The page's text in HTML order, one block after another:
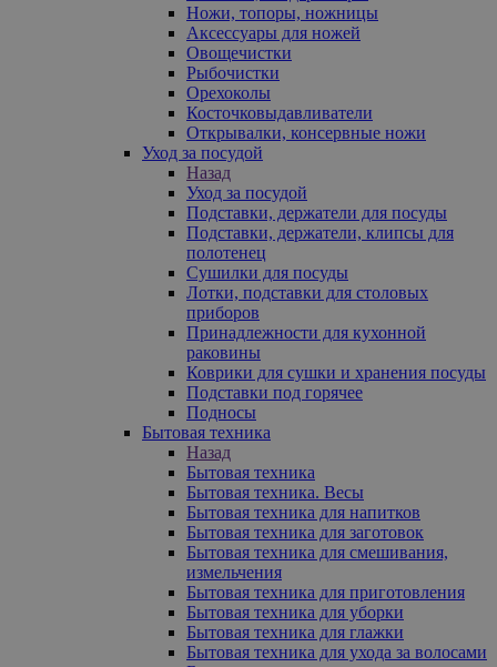
Ножи, топоры, ножницы
Аксессуары для ножей
Овощечистки
Рыбочистки
Орехоколы
Косточковыдавливатели
Открывалки, консервные ножи
Уход за посудой
Назад
Уход за посудой
Подставки, держатели для посуды
Подставки, держатели, клипсы для
полотенец
Сушилки для посуды
Лотки, подставки для столовых
приборов
Принадлежности для кухонной
раковины
Коврики для сушки и хранения посуды
Подставки под горячее
Подносы
Бытовая техника
Назад
Бытовая техника
Бытовая техника. Весы
Бытовая техника для напитков
Бытовая техника для заготовок
Бытовая техника для смешивания,
измельчения
Бытовая техника для приготовления
Бытовая техника для уборки
Бытовая техника для глажки
Бытовая техника для ухода за волосами